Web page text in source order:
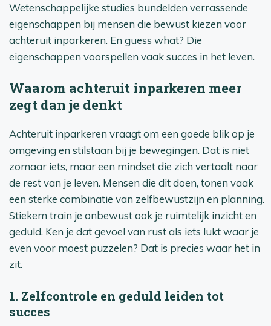
Wetenschappelijke studies bundelden verrassende
eigenschappen bij mensen die bewust kiezen voor
achteruit inparkeren. En guess what? Die
eigenschappen voorspellen vaak succes in het leven.
Waarom achteruit inparkeren meer
zegt dan je denkt
Achteruit inparkeren vraagt om een goede blik op je
omgeving en stilstaan bij je bewegingen. Dat is niet
zomaar iets, maar een mindset die zich vertaalt naar
de rest van je leven. Mensen die dit doen, tonen vaak
een sterke combinatie van zelfbewustzijn en planning.
Stiekem train je onbewust ook je ruimtelijk inzicht en
geduld. Ken je dat gevoel van rust als iets lukt waar je
even voor moest puzzelen? Dat is precies waar het in
zit.
1. Zelfcontrole en geduld leiden tot
succes